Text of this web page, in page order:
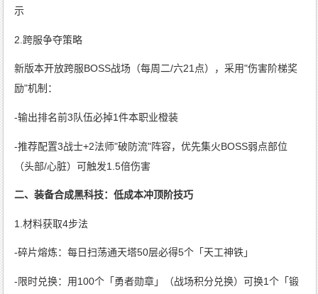
示
2.跨服争夺策略
新版本开放跨服BOSS战场（每周二/六21点），采用"伤害阶梯奖
励"机制：
-输出排名前3队伍必掉1件本职业橙装
-推荐配置3战士+2法师"破防流"阵容，优先集火BOSS弱点部位
（头部/心脏）可触发1.5倍伤害
二、装备合成黑科技：低成本冲顶阶技巧
1.材料获取4步法
-碎片熔炼：每日扫荡通天塔50层必得5个「天工神铁」
-限时兑换：用100个「勇者勋章」（战场积分兑换）可换1个「锻